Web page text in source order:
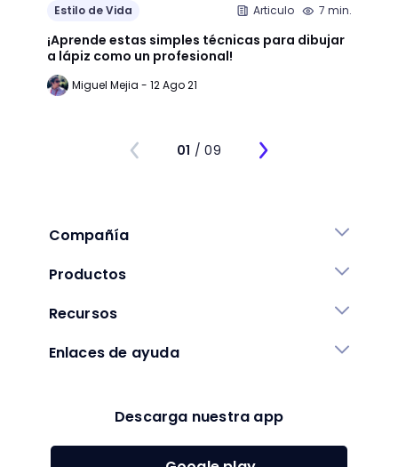
Estilo de Vida Articulo 7 min.
¡Aprende estas simples técnicas para dibujar
a lápiz como un profesional!
Miguel Mejia - 12 Ago 21
01 / 09
Compañía
Productos
Recursos
Enlaces de ayuda
Descarga nuestra app